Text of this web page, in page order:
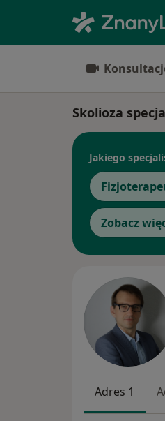
Skolioza
Jakiego
Zobacz
Adres 1